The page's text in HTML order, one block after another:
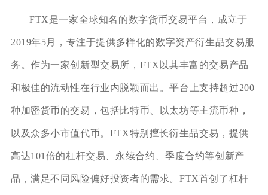
FTX是一家全球知名的数字货币交易平台，成立于
2019年5月，专注于提供多样化的数字资产衍生品交易服
务。作为一家创新型交易所，FTX以其丰富的交易产品
和极佳的流动性在行业内脱颖而出。平台上支持超过200
种加密货币的交易，包括比特币、以太坊等主流币种，
以及众多小市值代币。FTX特别擅长衍生品交易，提供
高达101倍的杠杆交易、永续合约、季度合约等创新产
品，满足不同风险偏好投资者的需求。FTX首创了杠杆